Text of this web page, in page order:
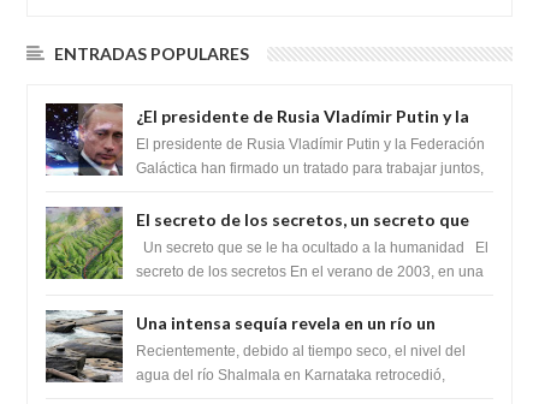
ENTRADAS POPULARES
¿El presidente de Rusia Vladímir Putin y la
Federación Galactica han firmado un
tratado para acabar con los Sionistas?
El presidente de Rusia Vladímir Putin y la Federación
Galáctica han firmado un tratado para trabajar juntos,
El secreto de los secretos, un secreto que
cambiaría por completo el destino de la
humanidad
Un secreto que se le ha ocultado a la humanidad El
secreto de los secretos En el verano de 2003, en una
Una intensa sequía revela en un río un
impresionante hallazgo de miles de Shiva
Lingas
Recientemente, debido al tiempo seco, el nivel del
agua del río Shalmala en Karnataka retrocedió,